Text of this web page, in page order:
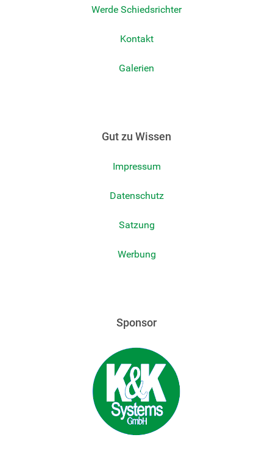
Werde Schiedsrichter
Kontakt
Galerien
Gut zu Wissen
Impressum
Datenschutz
Satzung
Werbung
Sponsor